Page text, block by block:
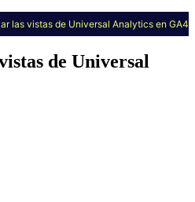
las vistas de Universal Analytics en GA4
de Universal